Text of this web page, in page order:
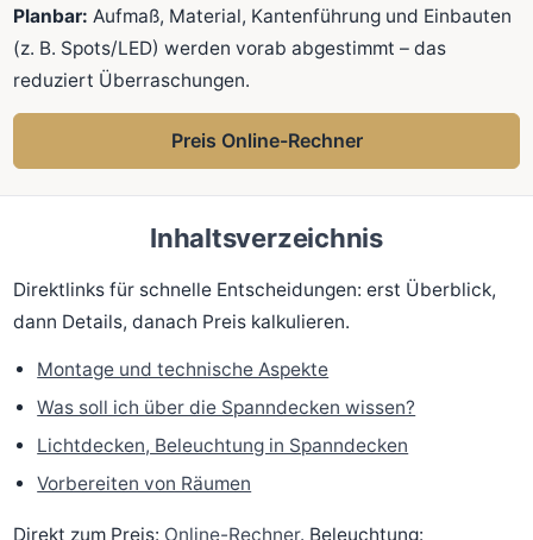
Planbar: Aufmaß, Material, Kantenführung und Einbauten
(z. B. Spots/LED) werden vorab abgestimmt – das
reduziert Überraschungen.
Preis Online-Rechner
Inhaltsverzeichnis
Direktlinks für schnelle Entscheidungen: erst Überblick,
dann Details, danach Preis kalkulieren.
Montage und technische Aspekte
Was soll ich über die Spanndecken wissen?
Lichtdecken, Beleuchtung in Spanndecken
Vorbereiten von Räumen
Direkt zum Preis: Online-Rechner. Beleuchtung: